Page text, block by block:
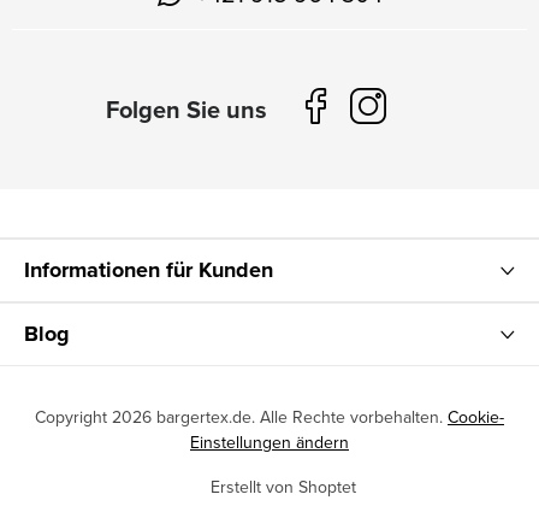
Informationen für Kunden
Blog
Erstellt von Shoptet
Copyright 2026 bargertex.de. Alle Rechte vorbehalten. Cookie-
Einstellungen ändern